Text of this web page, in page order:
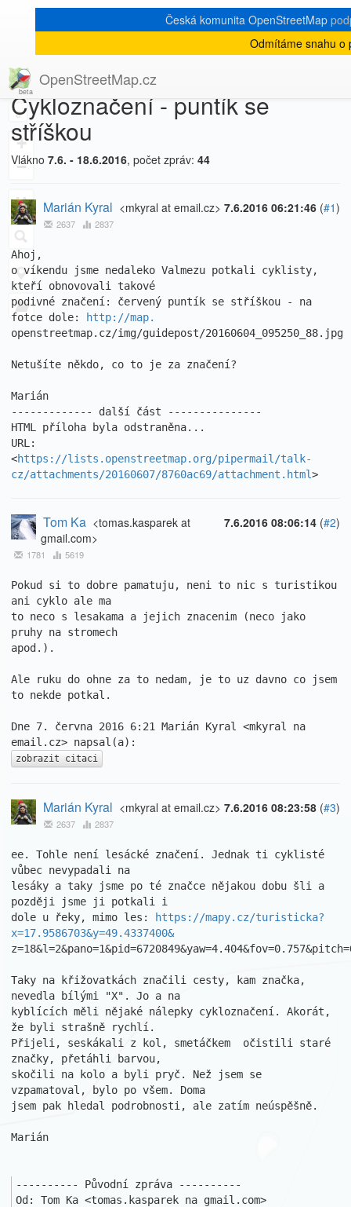
Česká komunita OpenStreetMap
Odmítáme snahu o
OpenStreetMap.cz
8
+
−
« zpět na výpis měsíce
[Talk-cz]
Cykloznačení - puntík se
stříškou
Vlákno 7.6. - 18.6.2016, počet zpráv: 44
7.6.2016 06:21:46 (#1)
Marián Kyral <mkyral at email.cz>
2637 2837
Ahoj,
o víkendu jsme nedaleko Valmezu potkali cyklisty,
kteří obnovovali takové
podivné značení: červený puntík se stříškou - na
fotce dole:
http://map.
openstreetmap.cz/img/guidepost/20160604_095250_88.jpg
Netušíte někdo, co to je za značení?
Marián
------------- další část ---------------
HTML příloha byla odstraněna...
URL:
<https://lists.openstreetmap.org/pipermail/talk-
cz/attachments/20160607/8760ac69/attachment.html>
7.6.2016 08:06:14 (#2)
Tom Ka <tomas.kasparek at
gmail.com>
1781 5619
Pokud si to dobre pamatuju, neni to nic s turistikou
ani cyklo ale ma
to neco s lesakama a jejich znacenim (neco jako
pruhy na stromech
apod.).
Ale ruku do ohne za to nedam, je to uz davno co jsem
to nekde potkal.
Dne 7. června 2016 6:21 Marián Kyral <mkyral na
zobrazit citaci
7.6.2016 08:23:58 (#3)
Marián Kyral <mkyral at email.cz>
2637 2837
ee. Tohle není lesácké značení. Jednak ti cyklisté
vůbec nevypadali na
lesáky a taky jsme po té značce nějakou dobu šli a
později jsme ji potkali i
dole u řeky, mimo les:
https://mapy.cz/turisticka?
x=17.9586703&y=49.4337400&
Taky na křižovatkách značili cesty, kam značka,
nevedla bílými "X". Jo a na
kyblících měli nějaké nálepky cykloznačení. Akorát,
že byli strašně rychlí.
Přijeli, seskákali z kol, smetáčkem  očistili staré
značky, přetáhli barvou,
skočili na kolo a byli pryč. Než jsem se
vzpamatoval, bylo po všem. Doma
jsem pak hledal podrobnosti, ale zatím neúspěšně.
Marián
---------- Původní zpráva ----------
Od: Tom Ka <tomas.kasparek na gmail.com>